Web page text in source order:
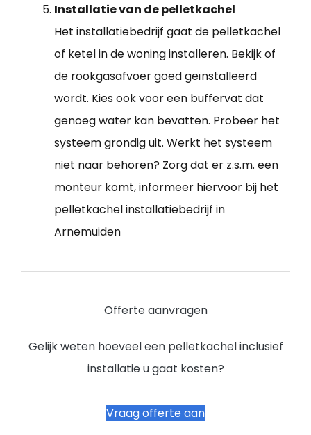
Installatie van de pelletkachel
Het installatiebedrijf gaat de pelletkachel
of ketel in de woning installeren. Bekijk of
de rookgasafvoer goed geïnstalleerd
wordt. Kies ook voor een buffervat dat
genoeg water kan bevatten. Probeer het
systeem grondig uit. Werkt het systeem
niet naar behoren? Zorg dat er z.s.m. een
monteur komt, informeer hiervoor bij het
pelletkachel installatiebedrijf in
Arnemuiden
Offerte aanvragen
Gelijk weten hoeveel een pelletkachel inclusief
installatie u gaat kosten?
Vraag offerte aan